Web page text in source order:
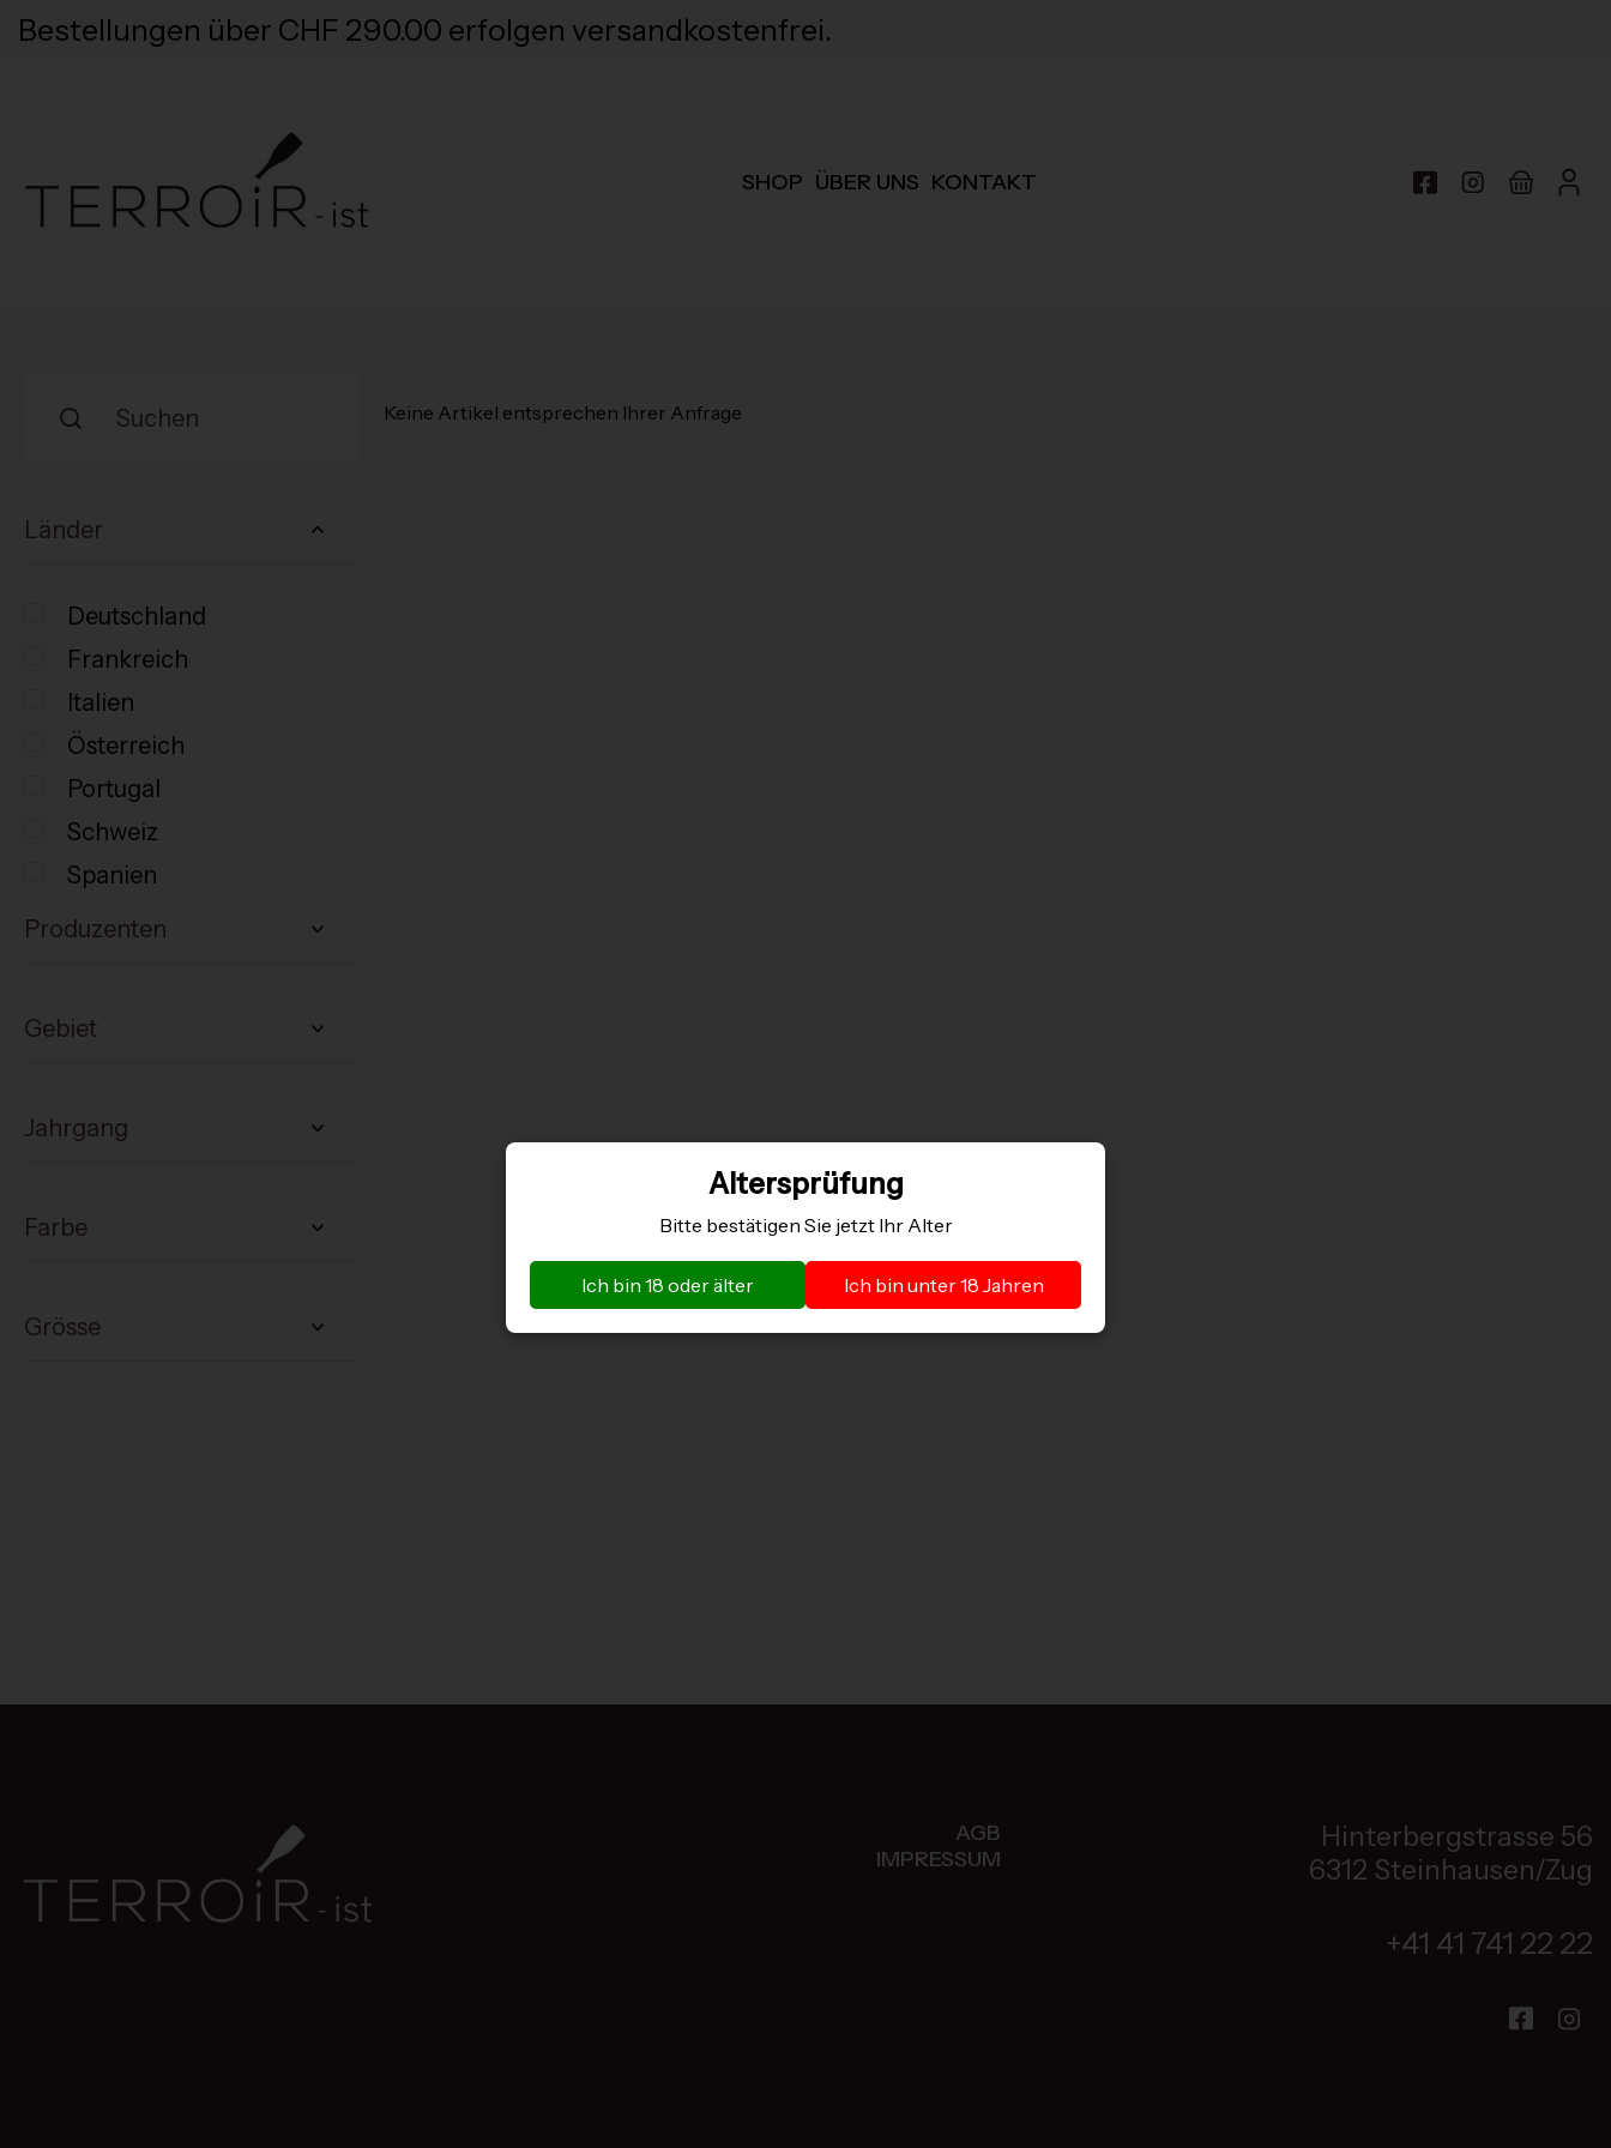
Altersprüfung
Bitte bestätigen Sie jetzt Ihr Alter
Ich bin 18 oder älter Ich bin unter 18 Jahren
Bestellungen über CHF 290.00 erfolgen versandkostenfrei.
SHOP ÜBER UNS KONTAKT
Länder
Deutschland
Frankreich
Italien
Österreich
Portugal
Schweiz
Spanien
Produzenten
Gebiet
Jahrgang
Farbe
Grösse
Keine Artikel entsprechen Ihrer Anfrage
AGB
IMPRESSUM
Hinterbergstrasse 56
6312 Steinhausen/Zug
+41 41 741 22 22